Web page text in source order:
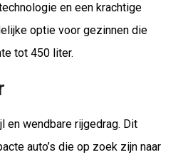
en een krachtige
optie voor gezinnen die
tot 450 liter.
wendbare rijgedrag. Dit
auto’s die op zoek zijn naar